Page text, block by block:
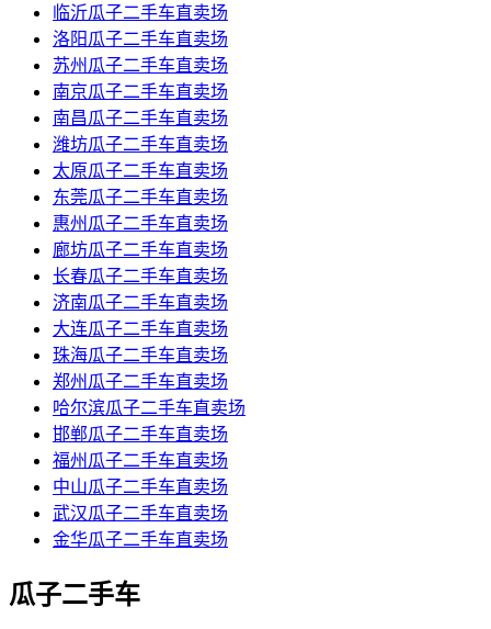
临沂瓜子二手车直卖场
洛阳瓜子二手车直卖场
苏州瓜子二手车直卖场
南京瓜子二手车直卖场
南昌瓜子二手车直卖场
潍坊瓜子二手车直卖场
太原瓜子二手车直卖场
东莞瓜子二手车直卖场
惠州瓜子二手车直卖场
廊坊瓜子二手车直卖场
长春瓜子二手车直卖场
济南瓜子二手车直卖场
大连瓜子二手车直卖场
珠海瓜子二手车直卖场
郑州瓜子二手车直卖场
哈尔滨瓜子二手车直卖场
邯郸瓜子二手车直卖场
福州瓜子二手车直卖场
中山瓜子二手车直卖场
武汉瓜子二手车直卖场
金华瓜子二手车直卖场
瓜子二手车